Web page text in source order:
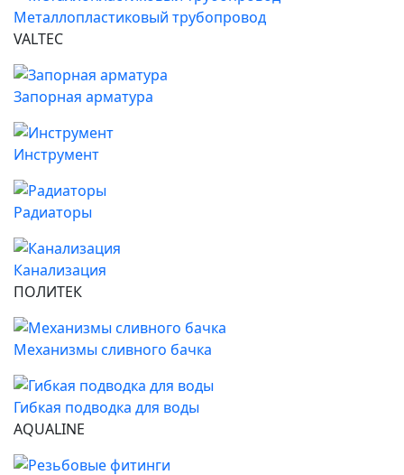
Металлопластиковый трубопровод
VALTEC
Запорная арматура
Инструмент
Радиаторы
Канализация
ПОЛИТЕК
Механизмы сливного бачка
Гибкая подводка для воды
AQUALINE